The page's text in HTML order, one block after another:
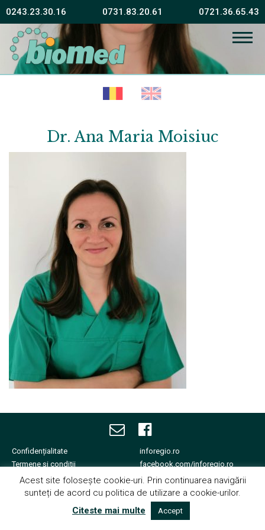
0243.23.30.16 0731.83.20.61 0721.36.65.43
Fără sănătate fericirea este imposibilă
Echipa noastră îți va fi
alături.
Dr. Ana Maria Moisiuc
Confidențialitate
Termene și condiții
Cookies
Contact
inforegio.ro
facebook.com/inforegio.ro
fonduri-ue.ro
Copyright © 2026
Acest site folosește cookie-uri. Prin continuarea navigării
sunteți de acord cu politica de utilizare a cookie-urilor.
Citeste mai multe
Accept